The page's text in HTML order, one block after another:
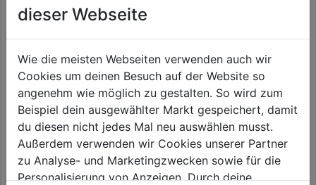
Haft-Gitterleinen K120 DM 225
mm SIC
0.0
Haft-Gitterleinen K220 DM 225
mm SIC
0.0
dieser Webseite
Wie die meisten Webseiten verwenden auch wir
Cookies um deinen Besuch auf der Website so
angenehm wie möglich zu gestalten. So wird zum
Beispiel dein ausgewählter Markt gespeichert, damit
du diesen nicht jedes Mal neu auswählen musst.
Außerdem verwenden wir Cookies unserer Partner
zu Analyse- und Marketingzwecken sowie für die
Personalisierung von Anzeigen. Durch deine